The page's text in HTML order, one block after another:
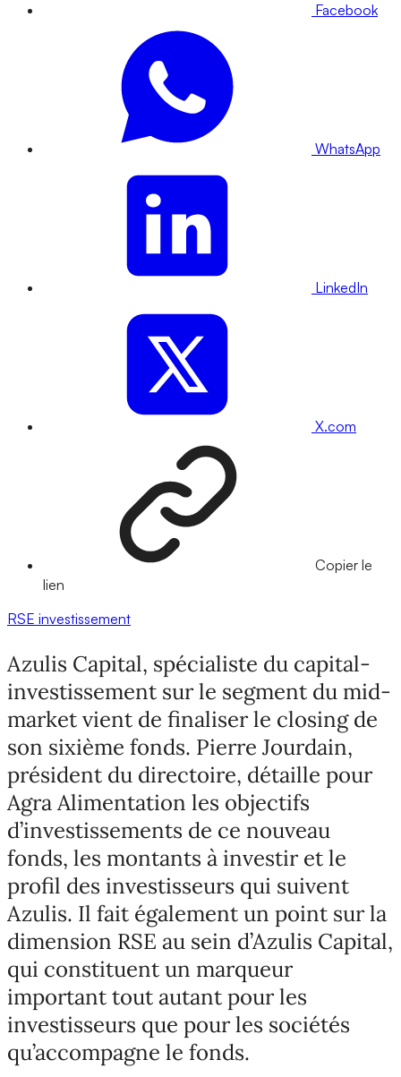
Facebook
WhatsApp
LinkedIn
X.com
Copier le
lien
RSE investissement
Azulis Capital, spécialiste du capital-
investissement sur le segment du mid-
market vient de finaliser le closing de
son sixième fonds. Pierre Jourdain,
président du directoire, détaille pour
Agra Alimentation les objectifs
d’investissements de ce nouveau
fonds, les montants à investir et le
profil des investisseurs qui suivent
Azulis. Il fait également un point sur la
dimension RSE au sein d’Azulis Capital,
qui constituent un marqueur
important tout autant pour les
investisseurs que pour les sociétés
qu’accompagne le fonds.